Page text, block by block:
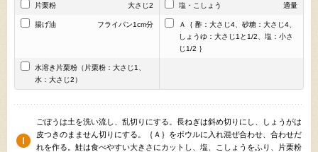
片栗粉 大さじ2 塩・こしょう 適量
揚げ油 フライパン1cm分
Ａ｛ 酢：大さじ4、砂糖：大さじ4、
しょうゆ：大さじ1と1/2、塩：小さ
じ1/2 ｝
水溶き片栗粉（片栗粉：大さじ1、
水：大さじ2）
ごぼうは土を洗い流し、乱切りにする。長ねぎは斜め切りにし、しょうがは
皮つきのまません切りにする。｛Ａ｝をボウルに入れ混ぜ合わせ、合わせだ
れを作る。鮭は食べやすい大きさにカットし、塩、こしょうをふり、片栗粉